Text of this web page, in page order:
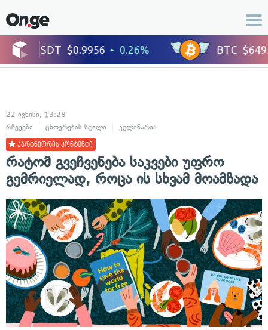
22 ივნისი, 13:28
რჩევები
ცხოვრების სტილი კულინარია
პარტნიორის კონტენტი
რატომ გვეჩვენება საკვები უფრო
გემრიელად, როცა ის სხვამ მოამზადა